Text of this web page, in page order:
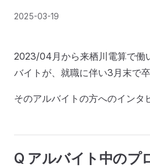
2025-03-19
2023/04月から来栖川電算で働
バイトが、就職に伴い3月末で卒
そのアルバイトの方へのインタ
Q アルバイト中のプ